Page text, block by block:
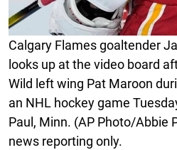
Calgary Flames goaltender
looks up at the video board
Wild left wing Pat Maroon
an NHL hockey game
Paul, Minn. (AP Photo/Abbie
news reporting only.